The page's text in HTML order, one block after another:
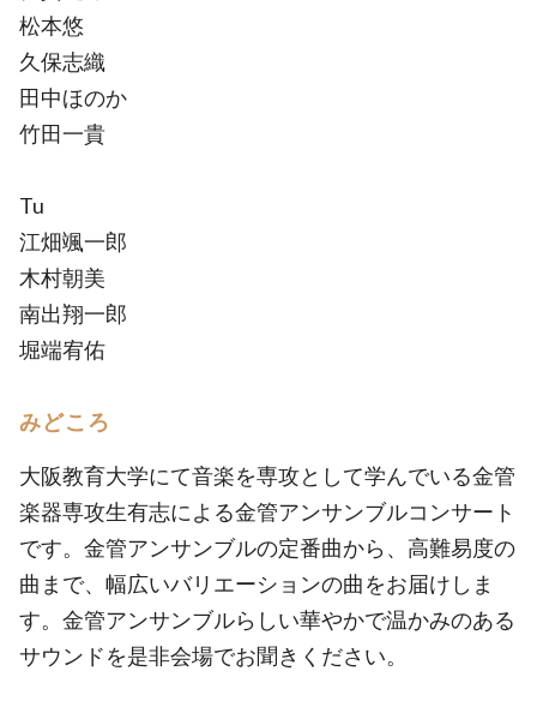
松本悠
久保志織
田中ほのか
竹田一貴
Tu
江畑颯一郎
木村朝美
南出翔一郎
堀端宥佑
みどころ
大阪教育大学にて音楽を専攻として学んでいる金管
楽器専攻生有志による金管アンサンブルコンサート
です。金管アンサンブルの定番曲から、高難易度の
曲まで、幅広いバリエーションの曲をお届けしま
す。金管アンサンブルらしい華やかで温かみのある
サウンドを是非会場でお聞きください。